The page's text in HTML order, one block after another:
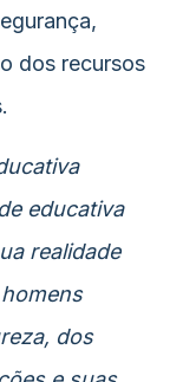
dos recursos
educativa
realidade
dos